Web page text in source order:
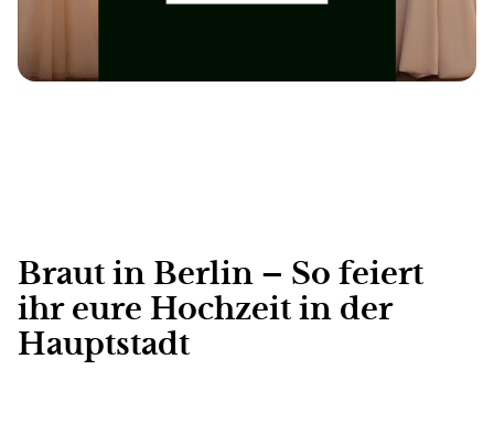
Braut in Berlin – So feiert
ihr eure Hochzeit in der
Hauptstadt